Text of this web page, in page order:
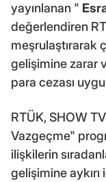
yayınlanan "
değerlendiren
meşrulaştırarak
gelişimine zarar
para cezası
RTÜK, SHOW
Vazgeçme"
ilişkilerin
gelişimine